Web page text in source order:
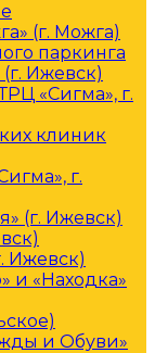
(г. Можга)
паркинга
Ижевск)
«Сигма», г.
клиник
г.
(г. Ижевск)
Ижевск)
и «Находка»
и Обуви»